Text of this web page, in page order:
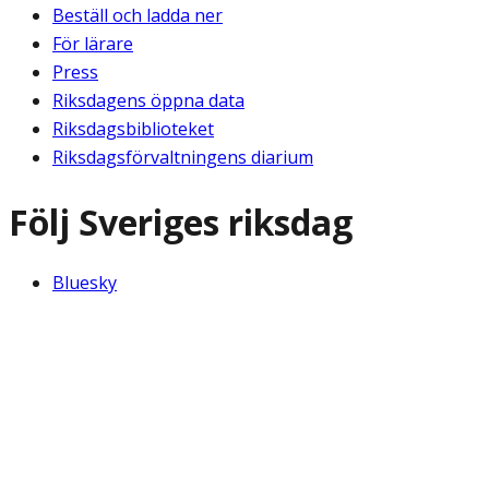
Beställ och ladda ner
För lärare
Press
Riksdagens öppna data
Riksdagsbiblioteket
Riksdagsförvaltningens diarium
Följ Sveriges riksdag
Bluesky